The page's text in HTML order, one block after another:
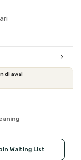
di awal
Waiting List